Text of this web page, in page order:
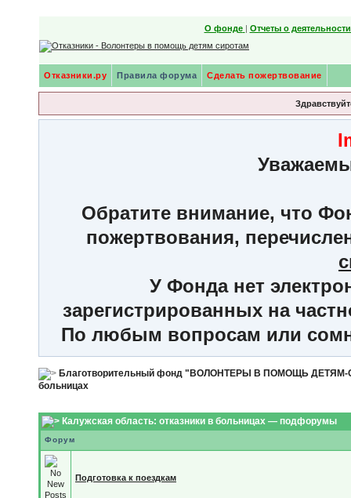
О фонде | Отчеты о
Отказники.ру Правила форума Сделать пожертвование
Обратите внимание, что
пожертвования,
У Фонда нет
зарегистрированных на
По любым вопросам или
Благотворительный фонд "ВОЛОНТЕРЫ В ПОМОЩЬ
больницах
Калужская область: отказники в больницах — подфорумы
Форум
Подготовка к поездкам